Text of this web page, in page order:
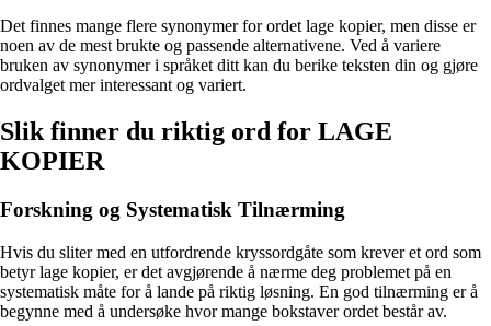
Det finnes mange flere synonymer for ordet lage kopier, men disse er
noen av de mest brukte og passende alternativene. Ved å variere
bruken av synonymer i språket ditt kan du berike teksten din og gjøre
ordvalget mer interessant og variert.
Slik finner du riktig ord for LAGE
KOPIER
Forskning og Systematisk Tilnærming
Hvis du sliter med en utfordrende kryssordgåte som krever et ord som
betyr lage kopier, er det avgjørende å nærme deg problemet på en
systematisk måte for å lande på riktig løsning. En god tilnærming er å
begynne med å undersøke hvor mange bokstaver ordet består av.